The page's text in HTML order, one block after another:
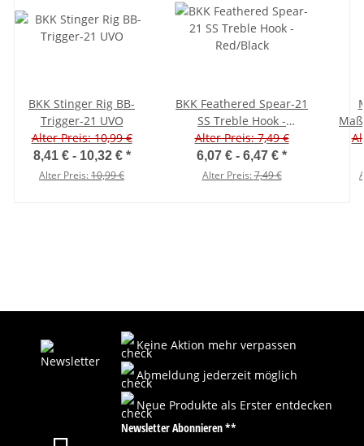
BKK Stinger Rig BB-
Trigger-21 UVO
Alter Preis: 10,99 €
8,41 € - 10,32 € *
Alter Preis:10,99 €
BKK Feathered Spear-21
SS Treble Hook -
Red/Black
Alter Preis: 7,49 €
6,07 € - 6,47 € *
Alter Preis:7,49 €
Keine Aktion mehr verpassen
Abmeldung jederzeit möglich
Neue Produkte als Erster entdecken
Newsletter Abonnieren **